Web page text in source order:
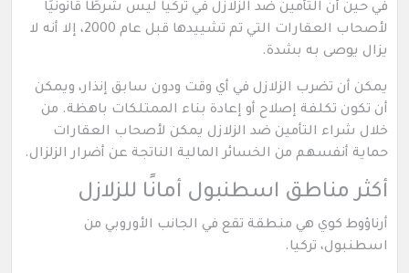
في حين أن التأمين ضد الزلازل في تركيا ليس شرطًا قانونيًا
لأصحاب العقارات التي تم تشييدها قبل عام 2000، إلا أنه لا
يزال يوصى به بشدة.
يمكن أن تضرب الزلازل في أي وقت ودون سابق إنذار، ويمكن
أن تكون تكلفة إصلاح أو إعادة بناء الممتلكات باهظة. من
خلال شراء التأمين ضد الزلازل يمكن لأصحاب العقارات
حماية أنفسهم من الخسائر المالية الناتجة عن أضرار الزلزال.
أكثر مناطق اسطنبول أمانًا للزلازل
أرناؤوط كوي هي منطقة تقع في الجانب الأوروبي من
اسطنبول، تركيا.